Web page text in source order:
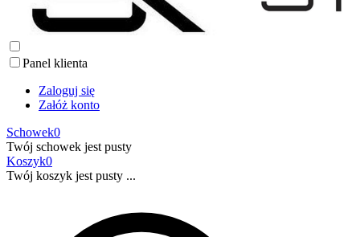
Panel klienta
Zaloguj się
Załóż konto
Schowek0
Twój schowek jest pusty
Koszyk0
Twój koszyk jest pusty ...